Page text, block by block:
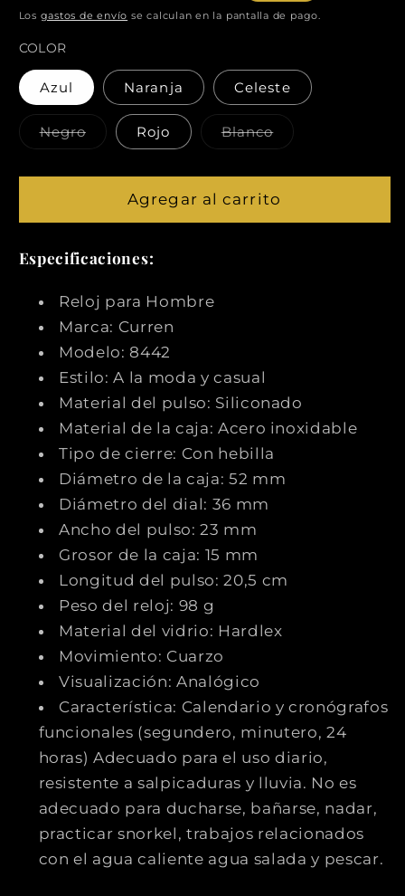
habitual
de
Los gastos de envío se calculan en la pantalla de pago.
COLOR
Azul Naranja Celeste
NegroVariante
agotada
Rojo BlancoVariante
agotada
Agregar al carrito
Especificaciones:
Reloj para Hombre
Marca: Curren
Modelo: 8442
Estilo: A la moda y casual
Material del pulso: Siliconado
Material de la caja: Acero inoxidable
Tipo de cierre: Con hebilla
Diámetro de la caja: 52 mm
Diámetro del dial: 36 mm
Ancho del pulso: 23 mm
Grosor de la caja: 15 mm
Longitud del pulso: 20,5 cm
Peso del reloj: 98 g
Material del vidrio: Hardlex
Movimiento: Cuarzo
Visualización: Analógico
Característica: Calendario y cronógrafos
funcionales (segundero, minutero, 24
horas) Adecuado para el uso diario,
resistente a salpicaduras y lluvia. No es
adecuado para ducharse, bañarse, nadar,
practicar snorkel, trabajos relacionados
con el agua caliente agua salada y pescar.